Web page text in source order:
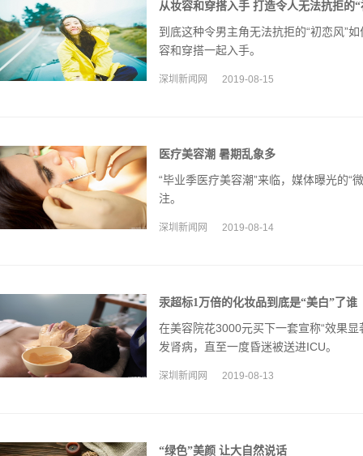
从妆容和穿搭入手 打造令人无法抗拒的
到底这种令男主角无法抗拒的“初恋风”
容和穿搭一起入手。
深圳新闻网 2019-08-15
医疗美容潮 暑期乱象多
“毕业季医疗美容潮”来临，媒体曝光的“
注。
深圳新闻网 2019-08-14
汞超标1万倍的化妆品到底是“美白”了谁
在美容院花3000元买下一套宣称“效果
发肾病，直至一度昏迷被送进ICU。
深圳新闻网 2019-08-13
“绿色”美颜 让大自然说话